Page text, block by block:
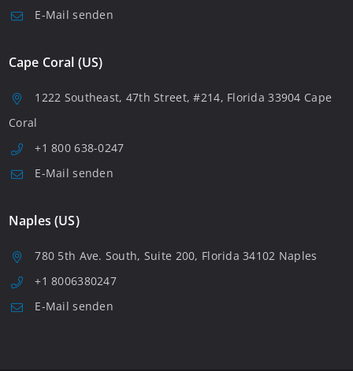
E-Mail senden
Cape Coral (US)
1222 Southeast, 47th Street, #214, Florida 33904 Cape
Coral
+1 800 638-0247
E-Mail senden
Naples (US)
780 5th Ave. South, Suite 200, Florida 34102 Naples
+1 8006380247
E-Mail senden